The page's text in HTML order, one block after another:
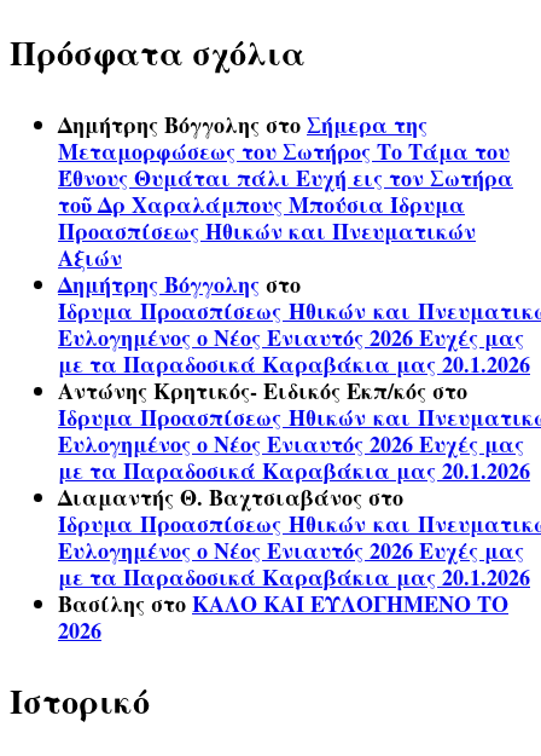
Πρόσφατα σχόλια
Δημήτρης ΒόγγοληςστοΣήμερα της
Μεταμορφώσεως του Σωτήρος Το Τάμα του
Έθνους Θυμάται πάλι Ευχή εις τον Σωτήρα
τοῦ Δρ Χαραλάμπους Μπούσια Ίδρυμα
Προασπίσεως Ηθικών και Πνευματικών
Αξιών
Δημήτρης Βόγγοληςστο
Ίδρυμα Προασπίσεως Ηθικών και
Ευλογημένος ο Νέος Ενιαυτός 2026 Ευχές μας
με τα Παραδοσικά Καραβάκια μας 20.1.2026
Αντώνης Κρητικός- Ειδικός Εκπ/κόςστο
Ίδρυμα Προασπίσεως Ηθικών και
Ευλογημένος ο Νέος Ενιαυτός 2026 Ευχές μας
με τα Παραδοσικά Καραβάκια μας 20.1.2026
Διαμαντής Θ. Βαχτσιαβάνοςστο
Ίδρυμα Προασπίσεως Ηθικών και
Ευλογημένος ο Νέος Ενιαυτός 2026 Ευχές μας
με τα Παραδοσικά Καραβάκια μας 20.1.2026
ΒασίληςστοΚΑΛΟ ΚΑΙ ΕΥΛΟΓΗΜΕΝΟ ΤΟ
2026
Ιστορικό